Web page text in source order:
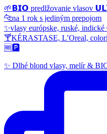
🌱𝗕𝗜𝗢 predlžovanie
🐆na 1 rok s jediným prepojom
✨vlasy európske, ruské, indické
🍸KÉRASTASE, L’Oreal,
🆓🅿️
✨ Dlhé blond vlasy, melír &